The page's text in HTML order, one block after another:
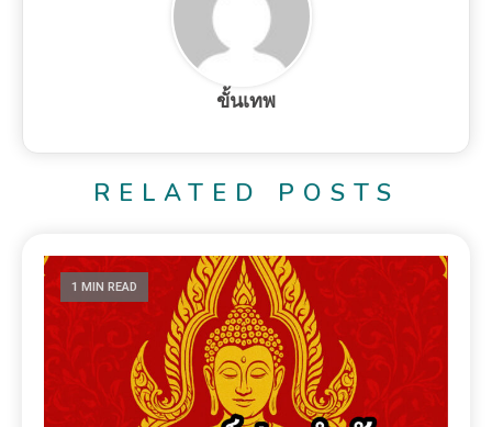
ขั้นเทพ
RELATED POSTS
1 MIN READ